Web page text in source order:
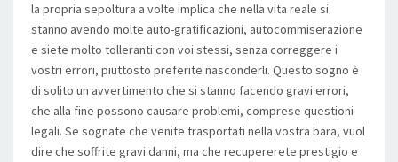
la propria sepoltura a volte implica che nella vita reale si
stanno avendo molte auto-gratificazioni, autocommiserazione
e siete molto tolleranti con voi stessi, senza correggere i
vostri errori, piuttosto preferite nasconderli. Questo sogno è
di solito un avvertimento che si stanno facendo gravi errori,
che alla fine possono causare problemi, comprese questioni
legali. Se sognate che venite trasportati nella vostra bara, vuol
dire che soffrite gravi danni, ma che recupererete prestigio e